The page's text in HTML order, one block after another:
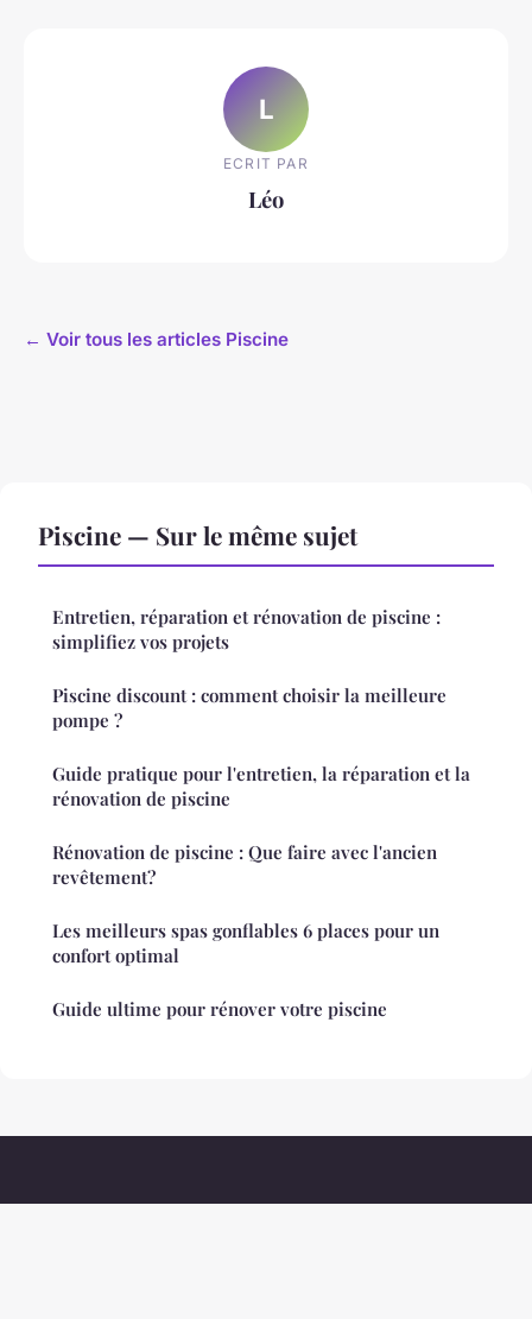
L
ECRIT PAR
Léo
← Voir tous les articles Piscine
Piscine — Sur le même sujet
Entretien, réparation et rénovation de piscine :
simplifiez vos projets
Piscine discount : comment choisir la meilleure
pompe ?
Guide pratique pour l'entretien, la réparation et la
rénovation de piscine
Rénovation de piscine : Que faire avec l'ancien
revêtement?
Les meilleurs spas gonflables 6 places pour un
confort optimal
Guide ultime pour rénover votre piscine
Decorationethnique